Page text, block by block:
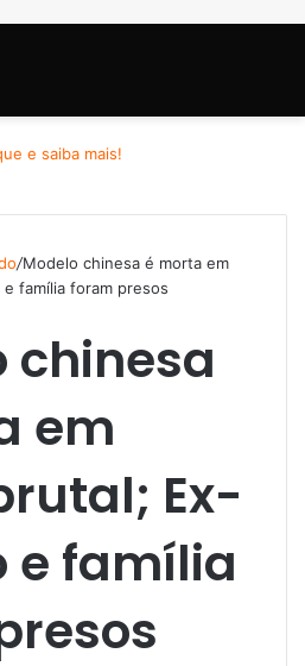
/Modelo chinesa é morta em
família foram presos
chinesa
em
Ex-
e família